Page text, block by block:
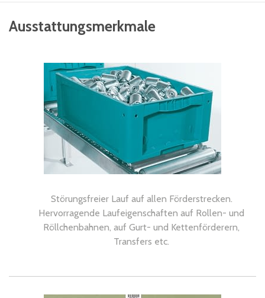
Ausstattungsmerkmale
Störungsfreier Lauf auf allen Förderstrecken.
Hervorragende Laufeigenschaften auf Rollen- und
Röllchenbahnen, auf Gurt- und Kettenförderern,
Transfers etc.